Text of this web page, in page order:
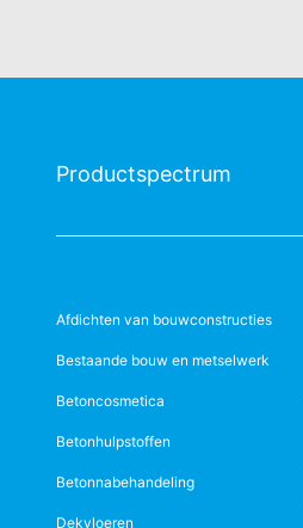
Productspectrum
Afdichten van bouwconstructies
Bestaande bouw en metselwerk
Betoncosmetica
Betonhulpstoffen
Betonnabehandeling
Dekvloeren